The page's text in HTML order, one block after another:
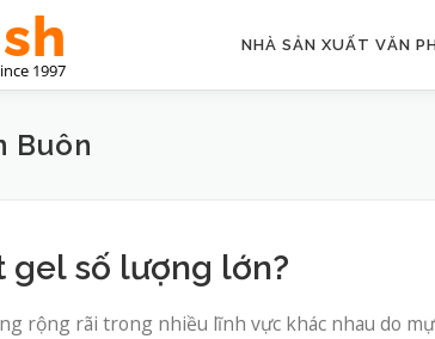
NHÀ SẢN XUẤT VĂN
Buôn
gel số lượng lớn?
rộng rãi trong nhiều lĩnh vực khác nhau do